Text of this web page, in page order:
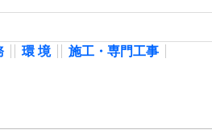
環 境 施工・専門工事